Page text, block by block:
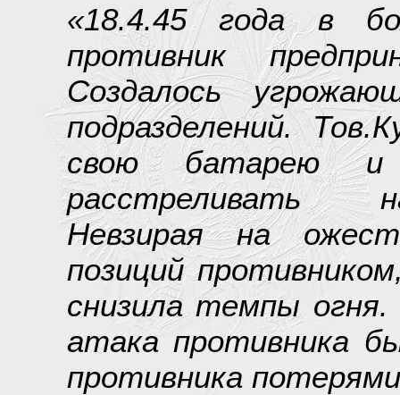
«18.4.45 года в
противник
Создалось
подразделений.
свою батарею и
расстреливать
Невзирая на
позиций
снизила темпы
атака противника
противника